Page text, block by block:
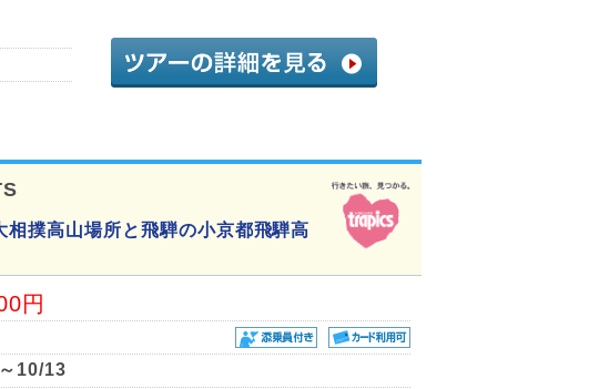
相撲高山場所と飛騨の小京都飛騨高
円
10/13